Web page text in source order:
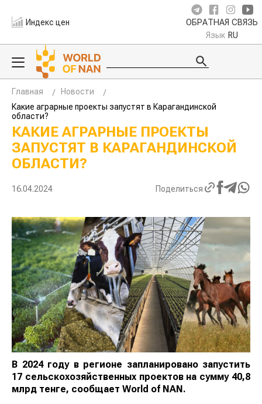
Индекс цен ОБРАТНАЯ СВЯЗЬ
Язык RU
Главная
Новости
Какие аграрные проекты запустят в Карагандинской
области?
КАКИЕ АГРАРНЫЕ ПРОЕКТЫ
ЗАПУСТЯТ В КАРАГАНДИНСКОЙ
ОБЛАСТИ?
16.04.2024 Поделиться
В 2024 году в регионе запланировано запустить
17 сельскохозяйственных проектов на сумму 40,8
млрд тенге, сообщаетWorld of NAN.